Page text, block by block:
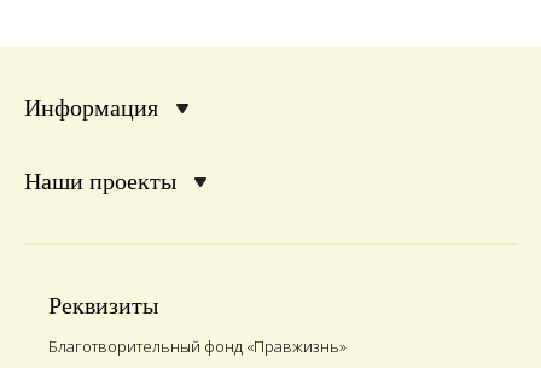
Информация
Наши проекты
Реквизиты
Благотворительный фонд «Правжизнь»